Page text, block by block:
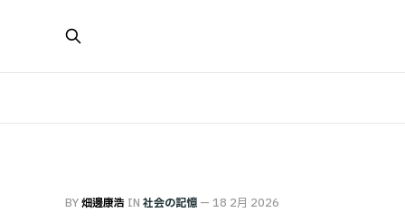
BY畑邊康浩 IN 社会の記憶 — 18 2月 2026